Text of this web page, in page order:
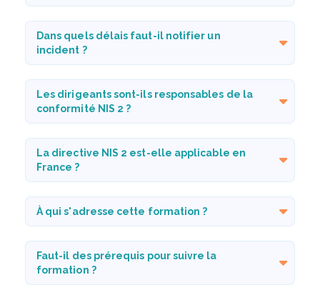
Dans quels délais faut-il notifier un
incident ?
Les dirigeants sont-ils responsables de la
conformité NIS 2 ?
La directive NIS 2 est-elle applicable en
France ?
À qui s'adresse cette formation ?
Faut-il des prérequis pour suivre la
formation ?